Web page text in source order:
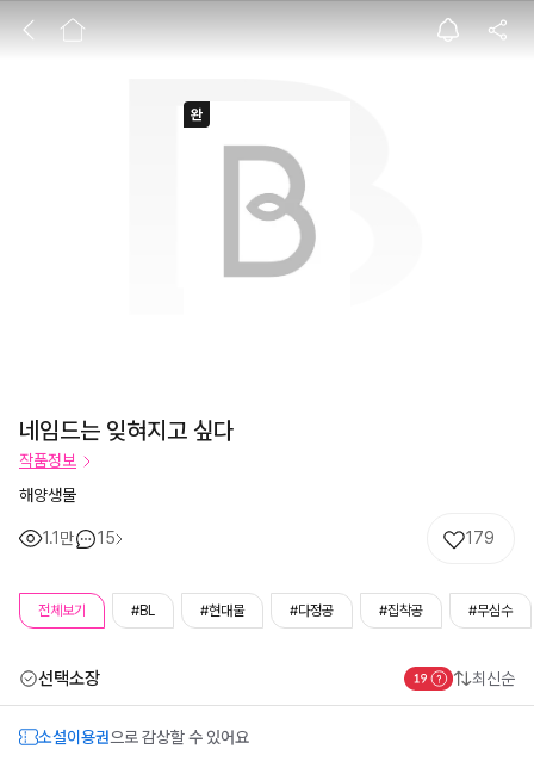
네임드는 잊혀지
네임드는 잊혀지고 싶다
작품정보
해양생물
1.1만 15 179
전체보기 #BL #현대물 #다정공 #집착공 #무심수
선택소장 최신순
소설이용권으로 감상할 수 있어요